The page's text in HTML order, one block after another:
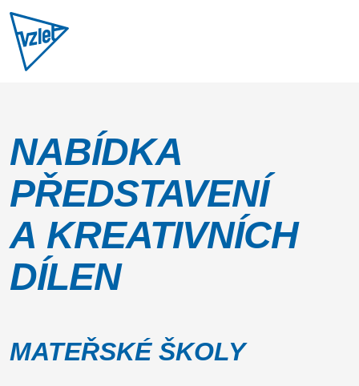
NABÍDKA
PŘEDSTAVENÍ
A KREATIVNÍCH
DÍLEN
MATEŘSKÉ ŠKOLY